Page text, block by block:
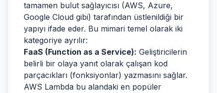
tamamen bulut sağlayıcısı (AWS, Azure,
Google Cloud gibi) tarafından üstlenildiği bir
yapıyı ifade eder. Bu mimari temel olarak iki
kategoriye ayrılır:
FaaS (Function as a Service): Geliştiricilerin
belirli bir olaya yanıt olarak çalışan kod
parçacıkları (fonksiyonlar) yazmasını sağlar.
AWS Lambda bu alandaki en popüler